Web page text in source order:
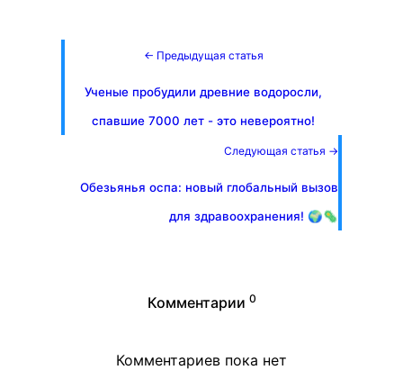
← Предыдущая статья
Ученые пробудили древние водоросли,
спавшие 7000 лет - это невероятно!
Следующая статья →
Обезьянья оспа: новый глобальный вызов
для здравоохранения! 🌍🦠
Комментарии 0
Комментариев пока нет